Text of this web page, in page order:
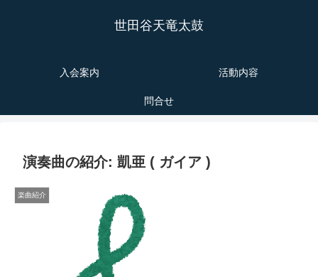
世田谷天竜太鼓
入会案内 活動内容
問合せ
演奏曲の紹介: 凱亜 ( ガイア )
楽曲紹介